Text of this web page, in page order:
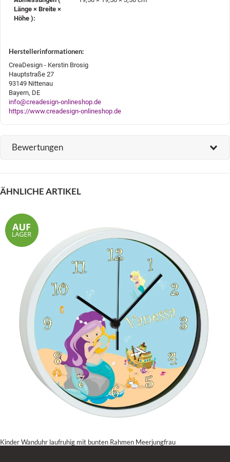
Länge × Breite ×
Höhe )‍:
Herstellerinformationen:
CreaDesign - Kerstin Brosig
Hauptstraße 27
93149 Nittenau
Bayern, DE
info@creadesign-onlineshop.de
https://www.creadesign-onlineshop.de
Bewertungen
ÄHNLICHE ARTIKEL
Kinder Wanduhr laufruhig mit bunten Rahmen Meerjungfrau